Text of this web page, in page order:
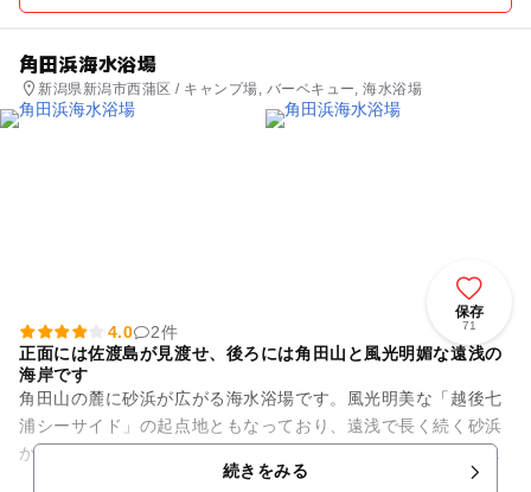
角田浜海水浴場
新潟県新潟市西蒲区 / キャンプ場, バーベキュー, 海水浴場
保存
71
4.0
2件
正面には佐渡島が見渡せ、後ろには角田山と風光明媚な遠浅の
海岸です
角田山の麓に砂浜が広がる海水浴場です。風光明美な「越後七
浦シーサイド」の起点地ともなっており、遠浅で長く続く砂浜
からは蒼い海と岬の白い灯台が特徴です。晴れた日には佐渡も
一望でき、夕日の鑑賞スポッ...続きをみる